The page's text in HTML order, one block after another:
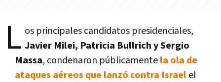
L os principales candidatos presidenciales,
Javier Milei, Patricia Bullrich y Sergio
Massa, condenaron públicamentela ola de
ataques aéreos que lanzó contra Israelel